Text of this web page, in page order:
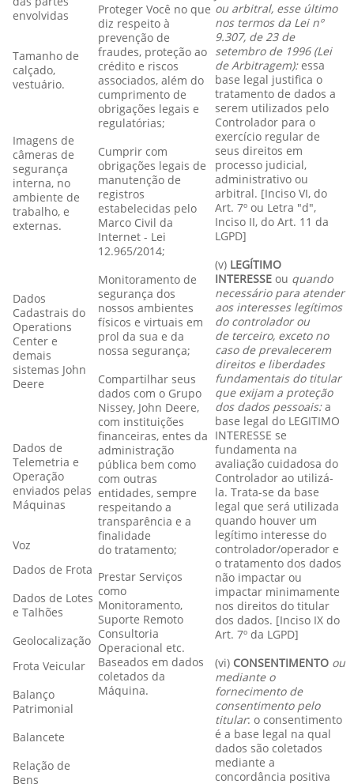
Proteger Você no que
diz respeito à
prevenção de
fraudes, proteção ao
crédito e riscos
associados, além do
cumprimento de
obrigações legais e
regulatórias;
Cumprir com
obrigações legais de
manutenção de
registros
estabelecidas pelo
Marco Civil da
Internet - Lei
12.965/2014;
Monitoramento de
segurança dos
nossos ambientes
físicos e virtuais em
prol da sua e da
nossa segurança;
Compartilhar seus
dados com o Grupo
Nissey, John Deere,
com instituições
financeiras, entes da
administração
pública bem como
com outras
entidades, sempre
respeitando a
transparência e a
finalidade
do tratamento;
Prestar Serviços
como
Monitoramento,
Suporte Remoto
Consultoria
Operacional etc.
Baseados em dados
coletados da
Máquina.
ou arbitral, esse último
nos termos da Lei nº
9.307, de 23 de
setembro de 1996 (Lei
de Arbitragem):essa
base legal justifica o
tratamento de dados a
serem utilizados pelo
Controlador para o
exercício regular de
seus direitos em
processo judicial,
administrativo ou
arbitral. [Inciso VI, do
Art. 7º ou Letra "d",
Inciso II, do Art. 11 da
LGPD]
(v) LEGÍTIMO
INTERESSE ou quando
necessário para atender
aos interesses legítimos
do controlador ou
de terceiro, exceto no
caso de prevalecerem
direitos e liberdades
fundamentais do titular
que exijam a proteção
dos dados pessoais:a
base legal do LEGITIMO
INTERESSE se
fundamenta na
avaliação cuidadosa do
Controlador ao utilizá-
la. Trata-se da base
legal que será utilizada
quando houver um
legítimo interesse do
controlador/operador e
o tratamento dos dados
não impactar ou
impactar minimamente
nos direitos do titular
dos dados. [Inciso IX do
Art. 7º da LGPD]
(vi) CONSENTIMENTO ou
mediante o
fornecimento de
consentimento pelo
titular: o consentimento
é a base legal na qual
dados são coletados
mediante a
concordância positiva
envolvidas
Tamanho de
calçado,
vestuário.
Imagens de
câmeras de
segurança
interna, no
ambiente de
trabalho, e
externas.
Dados
Cadastrais do
Operations
Center e
demais
sistemas John
Deere
Dados de
Telemetria e
Operação
enviados pelas
Máquinas
Voz
Dados de Frota
Dados de Lotes
e Talhões
Geolocalização
Frota Veicular
Balanço
Patrimonial
Balancete
Relação de
Bens